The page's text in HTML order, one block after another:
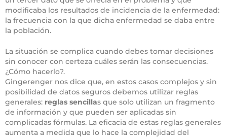
modificaba los resultados de incidencia de la enfermedad:
la frecuencia con la que dicha enfermedad se daba entre
la población.
La situación se complica cuando debes tomar decisiones
sin conocer con certeza cuáles serán las consecuencias.
¿Cómo hacerlo?.
Gingerenger nos dice que, en estos casos complejos y sin
posibilidad de datos seguros debemos utilizar reglas
generales: reglas sencillas que solo utilizan un fragmento
de información y que pueden ser aplicadas sin
complicadas fórmulas. La eficacia de estas reglas generales
aumenta a medida que lo hace la complejidad del